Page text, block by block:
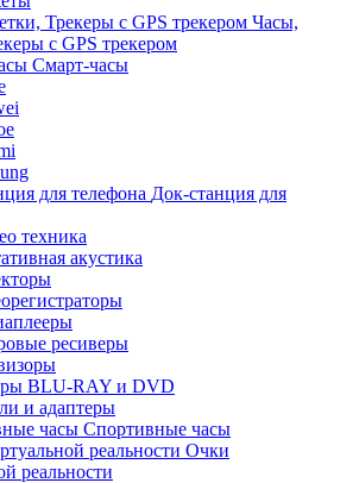
Часы,
с GPS трекером
Смарт-часы
Док-станция для
техника
акустика
ресиверы
BLU-RAY и DVD
и адаптеры
Спортивные часы
Очки
реальности